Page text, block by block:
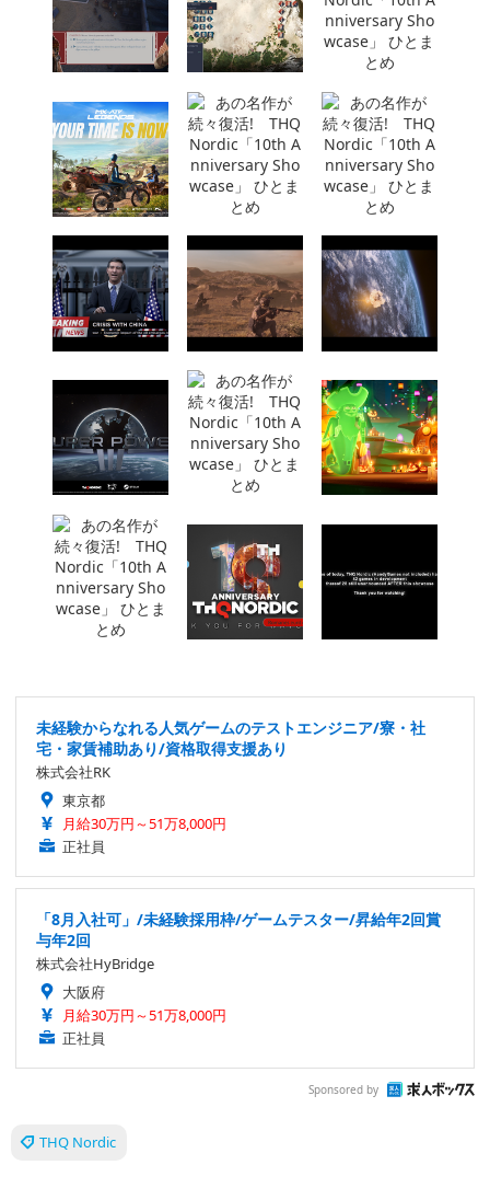
未経験からなれる人気ゲームのテストエンジニア/寮・社
宅・家賃補助あり/資格取得支援あり
株式会社RK
東京都
月給30万円～51万8,000円
正社員
「8月入社可」/未経験採用枠/ゲームテスター/昇給年2回賞
与年2回
株式会社HyBridge
大阪府
月給30万円～51万8,000円
正社員
Sponsored by
THQ Nordic